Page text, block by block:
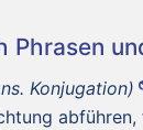
Phrasen
Konjugation)
abführen,